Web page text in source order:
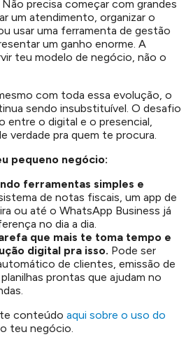
precisa começar com grandes
um atendimento, organizar o
usar uma ferramenta de gestão
um ganho enorme. A
teu modelo de negócio, não o
com toda essa evolução, o
sendo insubstituível. O desafio
entre o digital e o presencial,
verdade pra quem te procura.
pequeno negócio:
ferramentas simples e
de notas fiscais, um app de
ou até o WhatsApp Business já
no dia a dia.
que mais te toma tempo e
digital pra isso. Pode ser
de clientes, emissão de
prontas que ajudam no
conteúdo aqui sobre o uso do
teu negócio.